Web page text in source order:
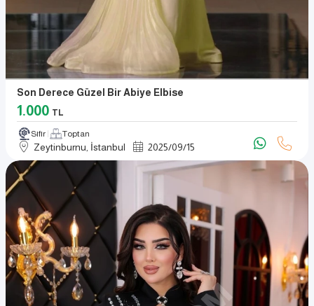
Son Derece Güzel Bir Abiye Elbise
1.000 TL
Sıfır Toptan
Zeytinburnu, İstanbul 2025/09/15